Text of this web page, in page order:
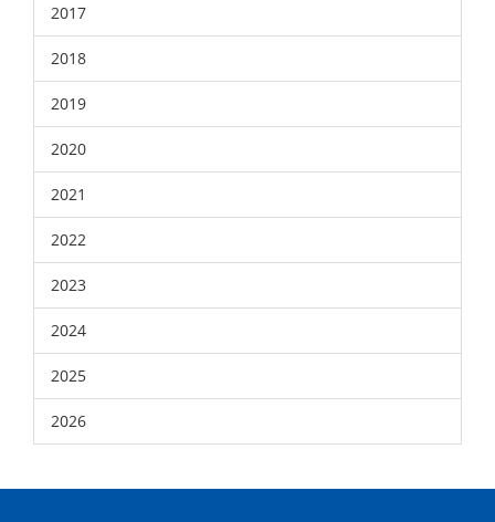
2017
2018
2019
2020
2021
2022
2023
2024
2025
2026